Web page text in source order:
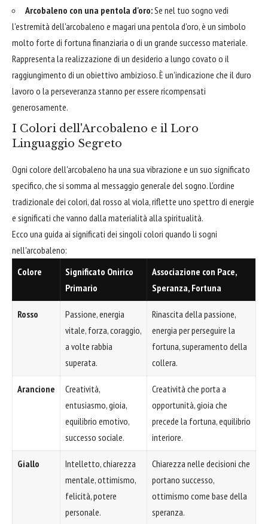
Arcobaleno con una pentola d'oro:Se nel tuo sogno vedi
l'estremità dell'arcobaleno e magari una pentola d'oro, è un simbolo
molto forte di fortuna finanziaria o di un grande successo materiale.
Rappresenta la realizzazione di un desiderio a lungo covato o il
raggiungimento di un obiettivo ambizioso. È un'indicazione che il duro
lavoro o la perseveranza stanno per essere ricompensati
generosamente.
I Colori dell'Arcobaleno e il Loro
Linguaggio Segreto
Ogni colore dell'arcobaleno ha una sua vibrazione e un suo significato
specifico, che si somma al messaggio generale del sogno. L'ordine
tradizionale dei colori, dal rosso al viola, riflette uno spettro di energie
e significati che vanno dalla materialità alla spiritualità.
Ecco una guida ai significati dei singoli colori quando li sogni
nell'arcobaleno:
Colore
Significato Onirico
Primario
Associazione con Pace,
Speranza, Fortuna
Rosso
Passione, energia
vitale, forza, coraggio,
a volte rabbia
superata.
Rinascita della passione,
energia per perseguire la
fortuna, superamento della
collera.
Arancione
Creatività,
entusiasmo, gioia,
equilibrio emotivo,
successo sociale.
Creatività che porta a
opportunità, gioia che
precede la fortuna, equilibrio
interiore.
Giallo
Intelletto, chiarezza
mentale, ottimismo,
felicità, potere
personale.
Chiarezza nelle decisioni che
portano successo,
ottimismo come base della
speranza.